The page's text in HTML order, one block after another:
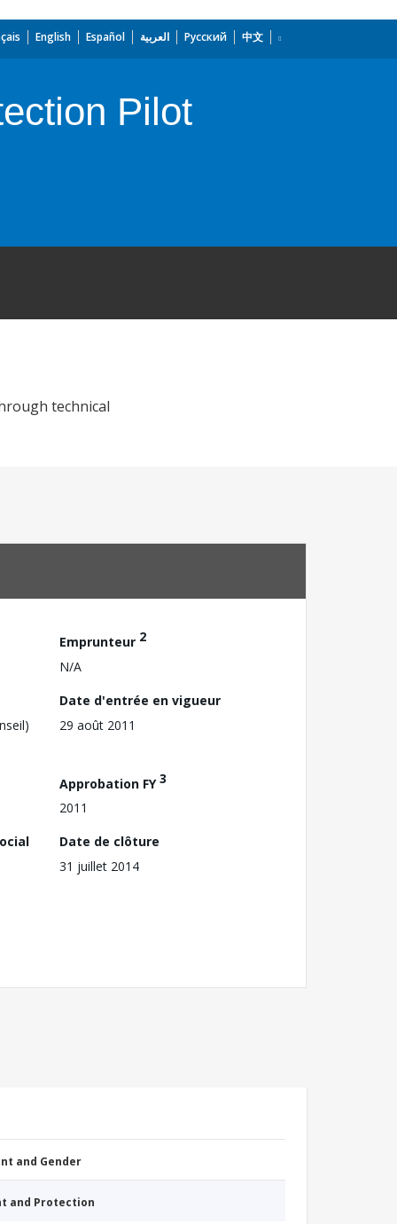
English Español العربية Русский 中文
Pilot
technical
Emprunteur 2
N/A
Date d'entrée en vigueur
29 août 2011
Approbation FY3
2011
Date de clôture
31 juillet 2014
and Gender
and Protection